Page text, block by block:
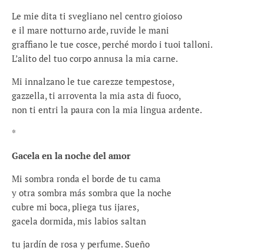
Le mie dita ti svegliano nel centro gioioso
e il mare notturno arde, ruvide le mani
graffiano le tue cosce, perché mordo i tuoi talloni.
L’alito del tuo corpo annusa la mia carne.
Mi innalzano le tue carezze tempestose,
gazzella, ti arroventa la mia asta di fuoco,
non ti entri la paura con la mia lingua ardente.
*
Gacela en la noche del amor
Mi sombra ronda el borde de tu cama
y otra sombra más sombra que la noche
cubre mi boca, pliega tus ijares,
gacela dormida, mis labios saltan
tu jardín de rosa y perfume. Sueño